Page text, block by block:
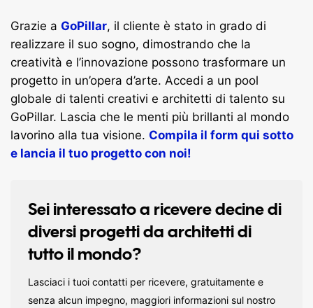
Grazie a GoPillar, il cliente è stato in grado di
realizzare il suo sogno, dimostrando che la
creatività e l’innovazione possono trasformare un
progetto in un’opera d’arte. Accedi a un pool
globale di talenti creativi e architetti di talento su
GoPillar. Lascia che le menti più brillanti al mondo
lavorino alla tua visione. Compila il form qui sotto
e lancia il tuo progetto con noi!
Sei interessato a ricevere decine di
diversi progetti da architetti di
tutto il mondo?
Lasciaci i tuoi contatti per ricevere, gratuitamente e
senza alcun impegno, maggiori informazioni sul nostro